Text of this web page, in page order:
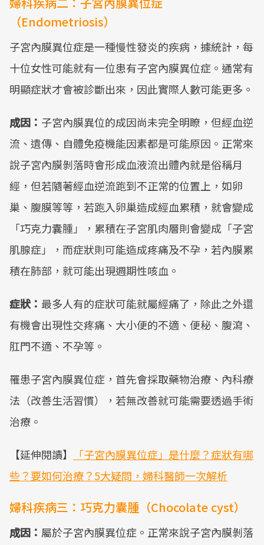
（Endometriosis）
子宮內膜異位症是一種慢性發炎的疾病，據統計，每
十位女性可能就有一位患有子宮內膜異位症。通常有
明顯症狀才會被診斷出來，因此實際人數可能更多。
成因： 子宮內膜異位的成因尚未完全明瞭，但經血逆
流、遺傳、自體免疫機能因素都是可能原因。正常來
說子宮內膜剝落時會形成血液流出體內就是俗稱月
經，但若隨著經血逆流跑到不正常的位置上，如卵
巢、腹膜等等，若跑入卵巢造成經血累積，就會變成
「巧克力囊腫」，累積在子宮肌肉層則會變成「子宮
肌腺症」，而症狀則可能造成疼痛及不孕，若內膜累
積在肺部，就可能出現週期性咳血。
症狀： 最多人有的症狀可能就屬經痛了，除此之外還
有機會出現性交疼痛、大小便的不適、便秘、腹瀉、
肛門不適、不孕等。
罹患子宮內膜異位症，首先會採取藥物治療、內科療
法（改善生活習慣），若無改善就可能需要透過手術
治療。
【延伸閱讀】
「子宮內膜異位症」是什麼？症狀有哪
些？要如何治療？5大疑問，婦科醫師一次解析
婦科疾病三：巧克力囊腫（Chocolate cyst）
成因： 屬於子宮內膜異位症。正常來說子宮內膜剝落